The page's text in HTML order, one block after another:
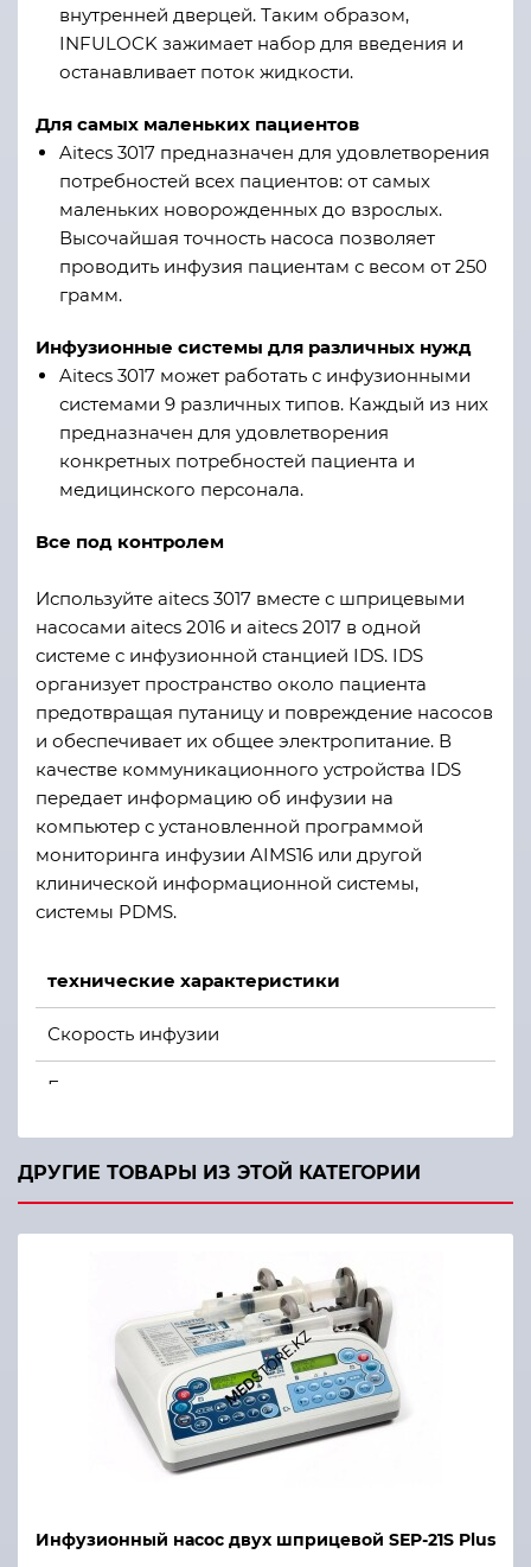
внутренней дверцей. Таким образом,
INFULOCK зажимает набор для введения и
останавливает поток жидкости.
Для самых маленьких пациентов
Aitecs 3017 предназначен для удовлетворения
потребностей всех пациентов: от самых
маленьких новорожденных до взрослых.
Высочайшая точность насоса позволяет
проводить инфузия пациентам с весом от 250
грамм.
Инфузионные системы для различных нужд
Aitecs 3017 может работать с инфузионными
системами 9 различных типов. Каждый из них
предназначен для удовлетворения
конкретных потребностей пациента и
медицинского персонала.
Все под контролем
Используйте aitecs 3017 вместе с шприцевыми
насосами aitecs 2016 и aitecs 2017 в одной
системе с инфузионной станцией IDS. IDS
организует пространство около пациента
предотвращая путаницу и повреждение насосов
и обеспечивает их общее электропитание. В
качестве коммуникационного устройства IDS
передает информацию об инфузии на
компьютер с установленной программой
мониторинга инфузии AIMS16 или другой
клинической информационной системы,
системы PDMS.
технические характеристики
Скорость инфузии
Единицы дозирования
Волюметрическая точность
ДРУГИЕ ТОВАРЫ ИЗ ЭТОЙ КАТЕГОРИИ
Инфузионный насос двух шприцевой SЕP-21S Plus